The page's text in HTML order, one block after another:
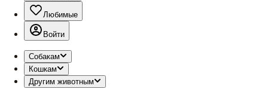
Любимые
Войти
Собакам
Кошкам
Другим животным